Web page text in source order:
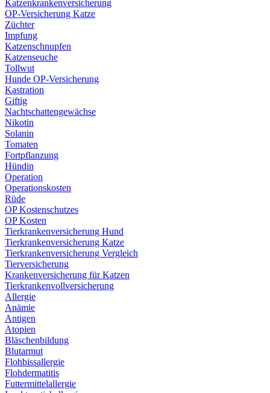
Katzenkrankenversicherung
OP-Versicherung Katze
Züchter
Impfung
Katzenschnupfen
Katzenseuche
Tollwut
Hunde OP-Versicherung
Kastration
Giftig
Nachtschattengewächse
Nikotin
Solanin
Tomaten
Fortpflanzung
Hündin
Operation
Operationskosten
Rüde
OP Kostenschutzes
OP Kosten
Tierkrankenversicherung Hund
Tierkrankenversicherung Katze
Tierkrankenversicherung Vergleich
Tierversicherung
Krankenversicherung für Katzen
Tierkrankenvollversicherung
Allergie
Anämie
Antigen
Atopien
Bläschenbildung
Blutarmut
Flohbissallergie
Flohdermatitis
Futtermittelallergie